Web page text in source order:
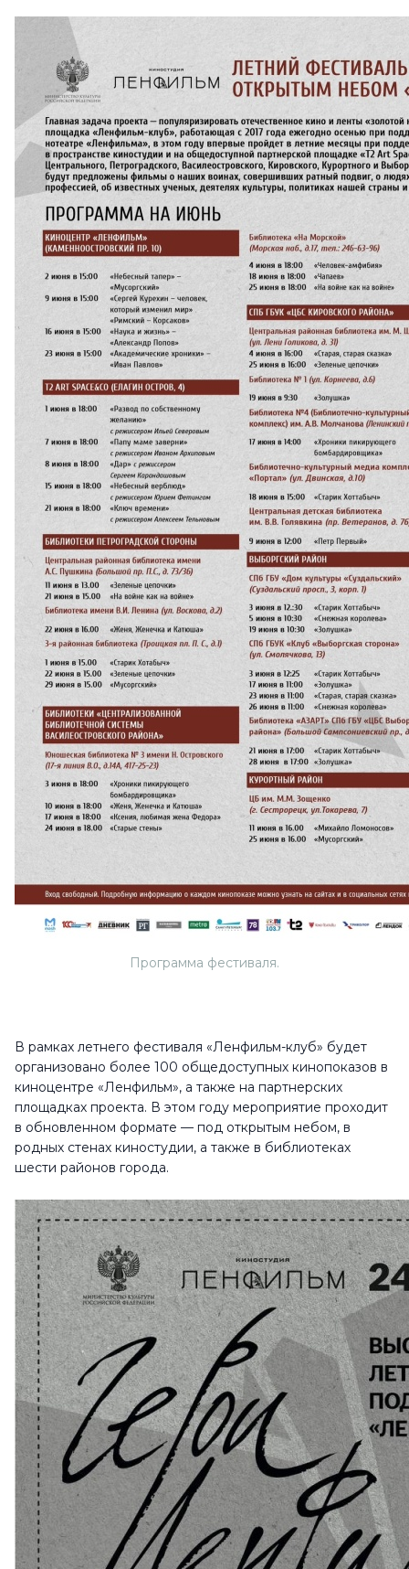
Программа фестиваля.
В рамках летнего фестиваля «Ленфильм-клуб» будет
организовано более 100 общедоступных кинопоказов в
киноцентре «Ленфильм», а также на партнерских
площадках проекта. В этом году мероприятие проходит
в обновленном формате — под открытым небом, в
родных стенах киностудии, а также в библиотеках
шести районов города.